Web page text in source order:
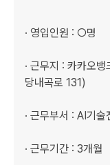
· 영입인원 : ○명
· 근무지 : 카카오
당내곡로 131)
· 근무부서 : AI기술
· 근무기간 : 3개월